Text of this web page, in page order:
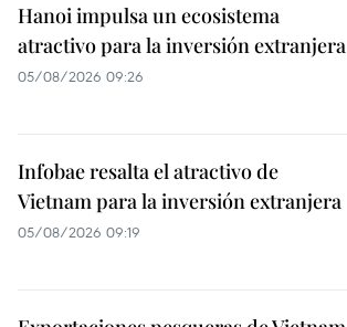
Hanoi impulsa un ecosistema
atractivo para la inversión extranjera
05/08/2026 09:26
Infobae resalta el atractivo de
Vietnam para la inversión extranjera
05/08/2026 09:19